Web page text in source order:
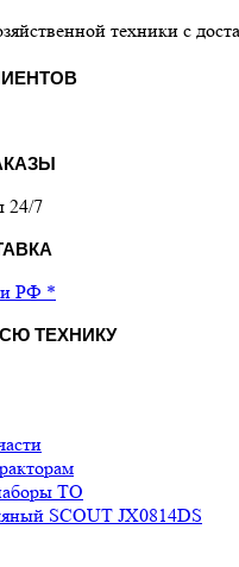
техники с
24/7
РФ *
ТЕХНИКУ
ТО
SCOUT JX0814DS